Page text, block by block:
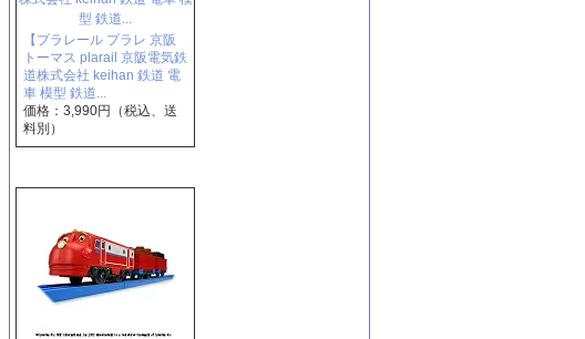
【プラレール プラレ 京阪
トーマス plarail 京阪電気鉄
道株式会社 keihan 鉄道 電
車 模型 鉄道...
価格：3,990円（税込、送
料別）